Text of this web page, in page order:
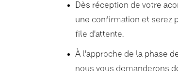
Dès réception de votre
une confirmation et serez
file d'attente.
À l'approche de la phase
nous vous demanderons